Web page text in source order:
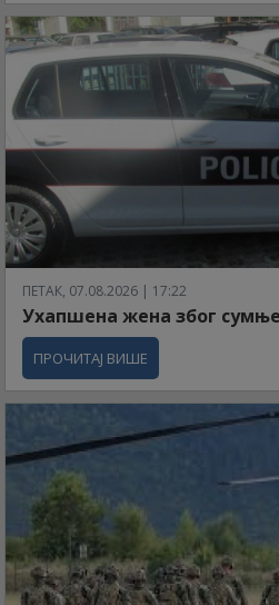
ПЕТАК, 07.08.2026 | 17:22
Ухапшена жена због сумње
ПРОЧИТАЈ ВИШЕ